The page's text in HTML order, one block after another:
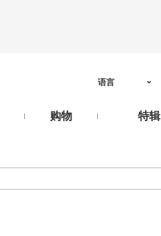
购物 特辑
语言